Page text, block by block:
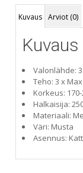
Kuvaus Arviot (0)
Kuvaus
Valonlähde:
Teho: 3 x
Korkeus:
Halkaisija:
Materiaali:
Väri: Musta
Asennus: